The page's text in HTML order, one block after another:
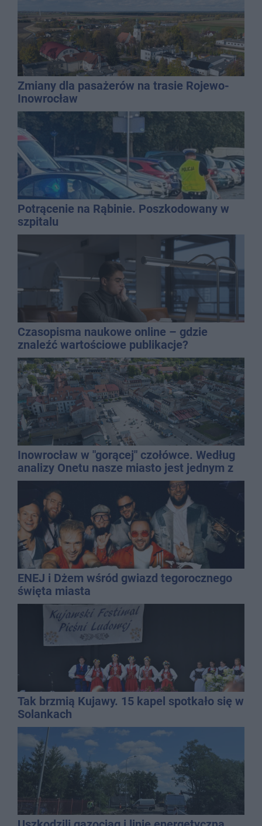
Zmiany dla pasażerów na trasie Rojewo-
Inowrocław
Potrącenie na Rąbinie. Poszkodowany w
szpitalu
Czasopisma naukowe online – gdzie
znaleźć wartościowe publikacje?
Inowrocław w "gorącej" czołówce. Według
analizy Onetu nasze miasto jest jednym z
najbardziej narażonych na upały
ENEJ i Dżem wśród gwiazd tegorocznego
święta miasta
Tak brzmią Kujawy. 15 kapel spotkało się w
Solankach